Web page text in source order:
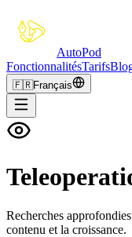
AutoPod
FonctionnalitésTarifs
🇫🇷Français
Recherches
contenu et la croissance.